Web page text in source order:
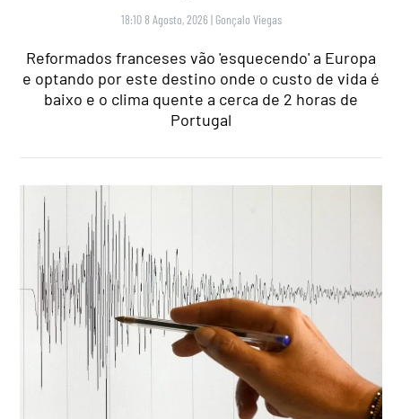
18:10 8 Agosto, 2026 | Gonçalo Viegas
Reformados franceses vão 'esquecendo' a Europa
e optando por este destino onde o custo de vida é
baixo e o clima quente a cerca de 2 horas de
Portugal